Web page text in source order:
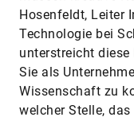
Hosenfeldt, Leiter
Technologie bei
unterstreicht
Sie als
Wissenschaft zu
welcher Stelle,